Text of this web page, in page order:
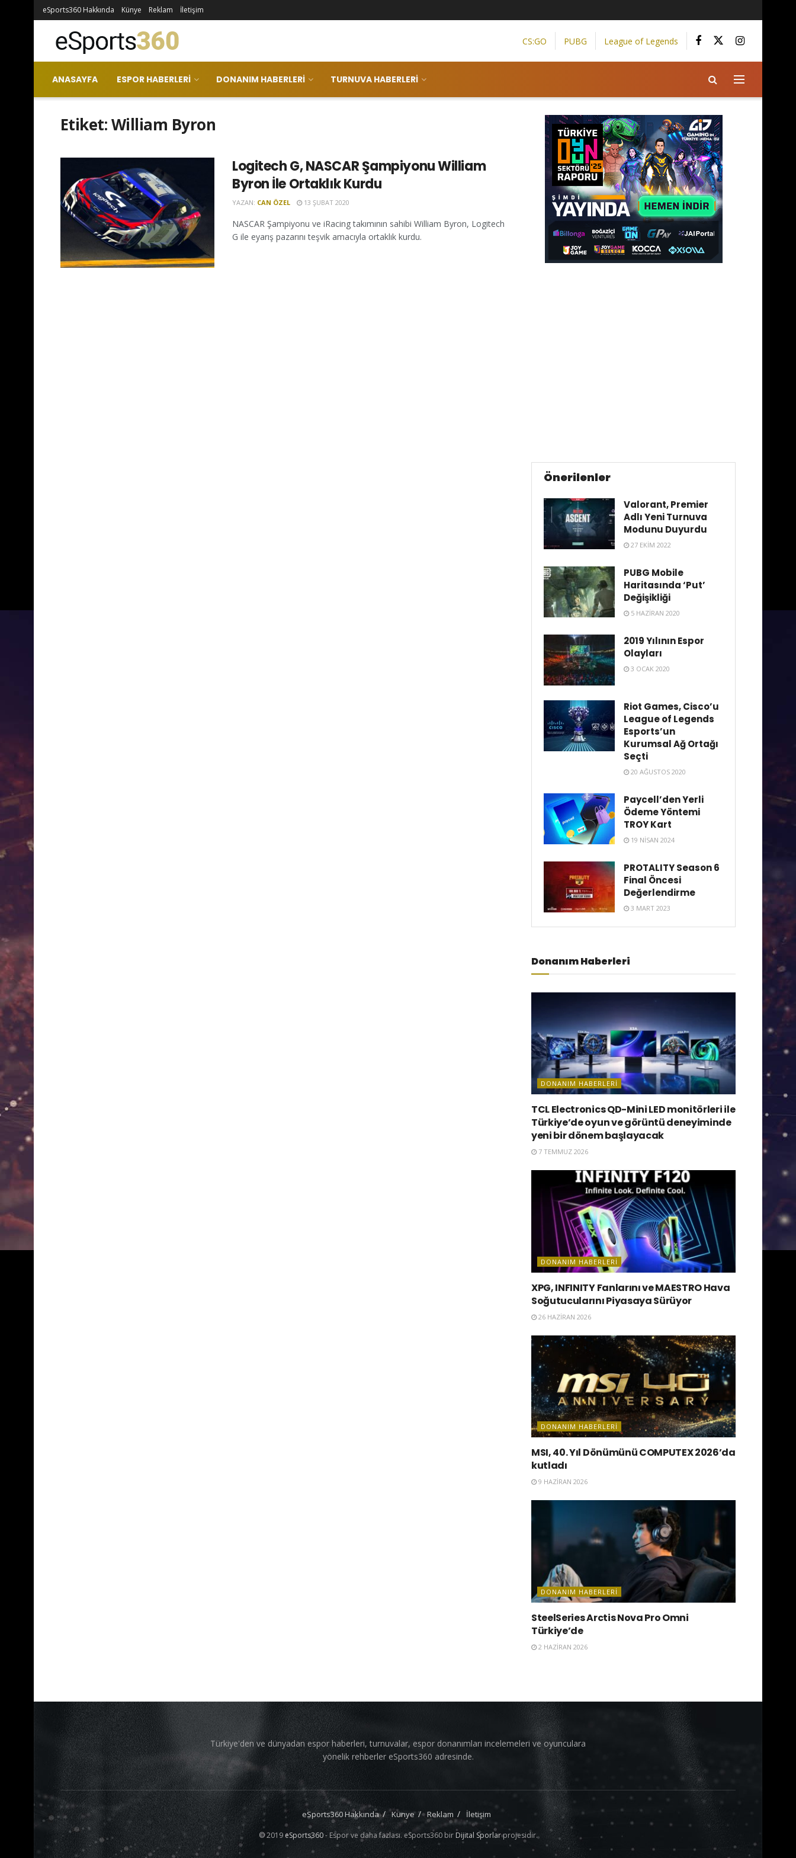
eSports360 Hakkında Künye Reklam İletişim
CS:GO PUBG League of Legends
ANASAYFA ESPOR HABERLERI DONANIM HABERLERI TURNUVA HABERLERI
Etiket:William Byron
Logitech G, NASCAR Şampiyonu William
Byron İle Ortaklık Kurdu
YAZAN: CAN ÖZEL 13 ŞUBAT 2020
NASCAR Şampiyonu ve iRacing takımının sahibi William Byron, Logitech
G ile eyarış pazarını teşvik amacıyla ortaklık kurdu.
Önerilenler
Valorant, Premier
Adlı Yeni Turnuva
Modunu Duyurdu
27 EKIM 2022
PUBG Mobile
Haritasında ‘Put’
Değişikliği
5 HAZIRAN 2020
2019 Yılının Espor
Olayları
3 OCAK 2020
Riot Games, Cisco’u
League of Legends
Esports’un
Kurumsal Ağ Ortağı
Seçti
20 AĞUSTOS 2020
Paycell’den Yerli
Ödeme Yöntemi
TROY Kart
19 NISAN 2024
PROTALITY Season 6
Final Öncesi
Değerlendirme
3 MART 2023
Donanım Haberleri
DONANIM HABERLERI
TCL Electronics QD-Mini LED monitörleri ile
Türkiye’de oyun ve görüntü deneyiminde
yeni bir dönem başlayacak
7 TEMMUZ 2026
DONANIM HABERLERI
XPG, INFINITY Fanlarını ve MAESTRO Hava
Soğutucularını Piyasaya Sürüyor
26 HAZIRAN 2026
DONANIM HABERLERI
MSI, 40. Yıl Dönümünü COMPUTEX 2026’da
kutladı
9 HAZIRAN 2026
DONANIM HABERLERI
SteelSeries Arctis Nova Pro Omni
Türkiye’de
2 HAZIRAN 2026
Türkiye'den ve dünyadan espor haberleri, turnuvalar, espor donanımları incelemeleri ve oyunculara
yönelik rehberler eSports360 adresinde.
eSports360 Hakkında Künye Reklam İletişim
© 2019 eSports360- Espor ve daha fazlası. eSports360 bir Dijital Sporlarprojesidir.